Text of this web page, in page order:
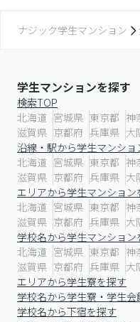
ナジック学生マンション
学生マンションを探す
検索TOP
北海道 宮城県 東京都 神
滋賀県 京都府 兵庫県 大
沿線・駅から学生マンショ
北海道 宮城県 東京都 神
滋賀県 京都府 兵庫県 大
エリアから学生マンション
北海道 宮城県 東京都 神
滋賀県 京都府 兵庫県 大
学校名から学生マンション
北海道 宮城県 東京都 神
滋賀県 京都府 兵庫県 大
エリアから学生寮を探す
学校名から学生寮・学生会
学校名から下宿を探す